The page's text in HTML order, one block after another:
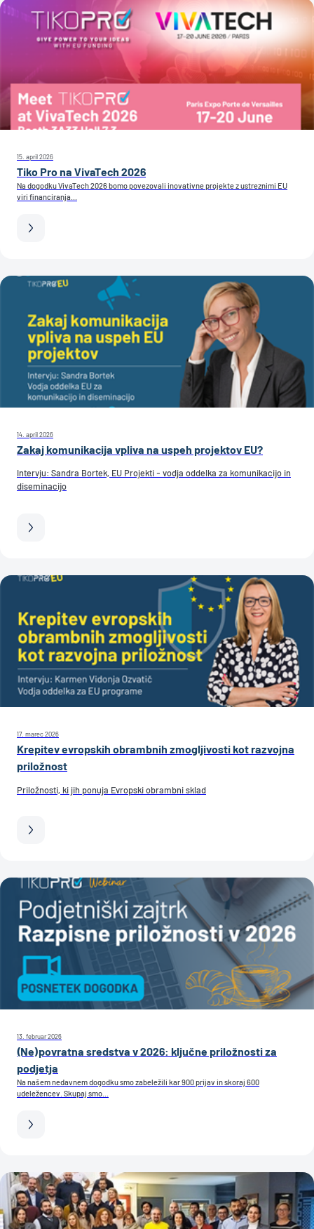
15. april 2026
Tiko Pro na VivaTech 2026
Na dogodku VivaTech 2026 bomo povezovali inovativne projekte z ustreznimi EU
viri financiranja...
14. april 2026
Zakaj komunikacija vpliva na uspeh projektov EU?
Intervju: Sandra Bortek, EU Projekti - vodja oddelka za komunikacijo in
diseminacijo
17. marec 2026
Krepitev evropskih obrambnih zmogljivosti kot razvojna
priložnost
Priložnosti, ki jih ponuja Evropski obrambni sklad
13. februar 2026
(Ne)povratna sredstva v 2026: ključne priložnosti za
podjetja
Na našem nedavnem dogodku smo zabeležili kar 900 prijav in skoraj 600
udeležencev. Skupaj smo...